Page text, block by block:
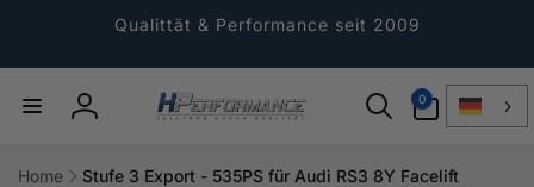
Qualittät & Performance seit 2009
Einloggen
0
Artikel
Home Stufe 3 Export - 535PS für Audi RS3 8Y Facelift